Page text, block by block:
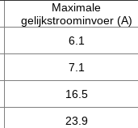
Maximale
gelijkstroominvoer (A)
6.1
7.1
16.5
23.9